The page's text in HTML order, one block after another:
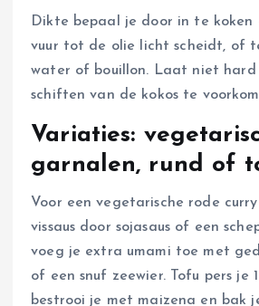
Dikte bepaal je door in te koken
vuur tot de olie licht scheidt, of
water of bouillon. Laat niet hard
schiften van de kokos te
Variaties:
garnalen, rund of
Voor een vegetarische rode
vissaus door sojasaus of een
voeg je extra umami toe met
of een snuf zeewier. Tofu pers je
bestrooi je met maizena en bak